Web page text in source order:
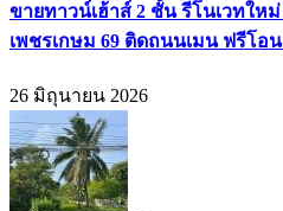
ขายทาวน์เฮ้าส์ 2 ชั้น รีโนเวทให
เพชรเกษม 69 ติดถนนเมน ฟรีโอน
26 มิถุนายน 2026